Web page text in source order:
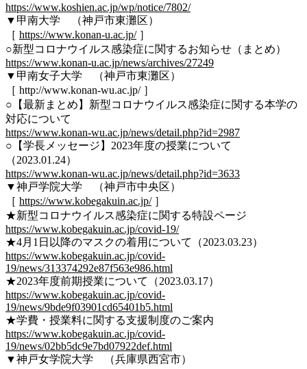
https://www.koshien.ac.jp/wp/notice/7802/
▼甲南大学 （神戸市東灘区）
［ https://www.konan-u.ac.jp/］
○新型コロナウイルス感染症に関するお知らせ（まとめ）
https://www.konan-u.ac.jp/news/archives/27249
▼甲南女子大学 （神戸市東灘区）
［ http://www.konan-wu.ac.jp/ ］
○【最新まとめ】新型コロナウイルス感染症に関する本学の
対応について
https://www.konan-wu.ac.jp/news/detail.php?id=2987
○【学長メッセージ】2023年度の授業について
（2023.01.24）
https://www.konan-wu.ac.jp/news/detail.php?id=3633
▼神戸学院大学 （神戸市中央区）
［ https://www.kobegakuin.ac.jp/］
★新型コロナウイルス感染症に関する特設ページ
https://www.kobegakuin.ac.jp/covid-19/
★4月1日以降のマスクの着用について（2023.03.23）
https://www.kobegakuin.ac.jp/covid-
19/news/313374292e87f563e986.html
★2023年度前期授業について（2023.03.17）
https://www.kobegakuin.ac.jp/covid-
19/news/9bde9f03901cd65401b5.html
★学費・授業料に関する支援制度のご案内
https://www.kobegakuin.ac.jp/covid-
19/news/02bb5dc9e7bd07922def.html
▼神戸女学院大学 （兵庫県西宮市）